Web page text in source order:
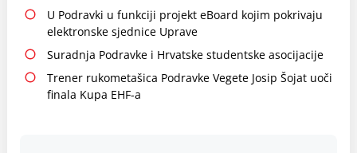
U Podravki u funkciji projekt eBoard kojim pokrivaju
elektronske sjednice Uprave
Suradnja Podravke i Hrvatske studentske asocijacije
Trener rukometašica Podravke Vegete Josip Šojat uoči
finala Kupa EHF-a